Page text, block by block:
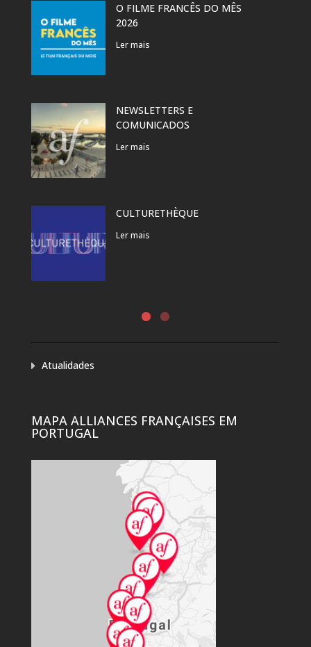
O FILME FRANCÊS DO MÊS
2026
Ler mais
NEWSLETTERS E
COMUNICADOS
Ler mais
CULTURETHÈQUE
Ler mais
Atualidades
MAPA ALLIANCES FRANÇAISES EM
PORTUGAL